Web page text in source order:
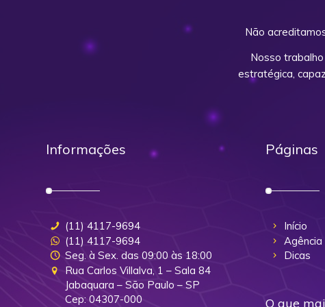
Não
Nosso
estratégica,
Informações
(11) 4117-9694
(11) 4117-9694
Seg. à Sex. das 09:00 às 18:00
Rua Carlos Villalva, 1 – Sala 84
Jabaquara – São Paulo – SP
Cep: 04307-000
Páginas
Início
Dicas
O que